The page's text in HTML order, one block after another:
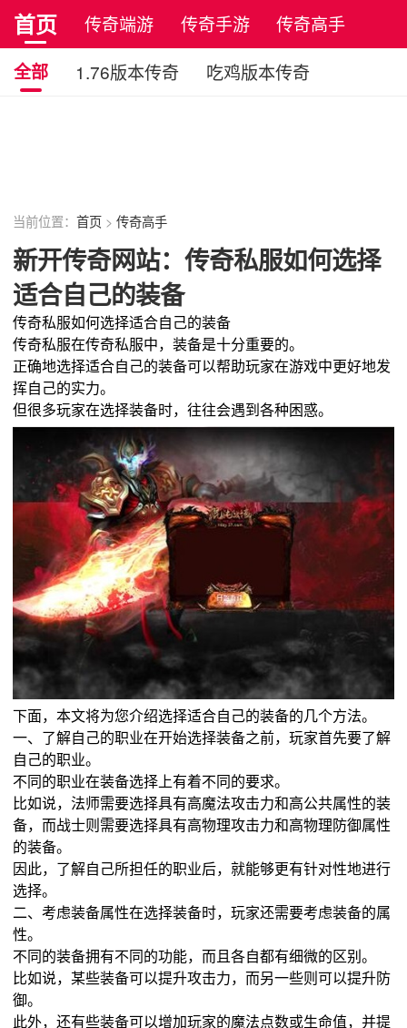
首页 传奇端游 传奇手游
传奇高手
正版传奇
全部 1.76版本传奇
吃鸡版本传奇
复古传奇
当前位置：首页 >传奇高手
新开传奇网站：传奇私服如何选择
适合自己的装备
传奇私服如何选择适合自己的装备
传奇私服在传奇私服中，装备是十分重要的。
正确地选择适合自己的装备可以帮助玩家在游戏中更好地发
挥自己的实力。
但很多玩家在选择装备时，往往会遇到各种困惑。
下面，本文将为您介绍选择适合自己的装备的几个方法。
一、了解自己的职业在开始选择装备之前，玩家首先要了解
自己的职业。
不同的职业在装备选择上有着不同的要求。
比如说，法师需要选择具有高魔法攻击力和高公共属性的装
备，而战士则需要选择具有高物理攻击力和高物理防御属性
的装备。
因此，了解自己所担任的职业后，就能够更有针对性地进行
选择。
二、考虑装备属性在选择装备时，玩家还需要考虑装备的属
性。
不同的装备拥有不同的功能，而且各自都有细微的区别。
比如说，某些装备可以提升攻击力，而另一些则可以提升防
御。
此外，还有些装备可以增加玩家的魔法点数或生命值，并提